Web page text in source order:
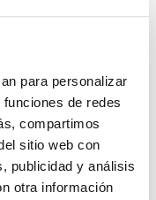
para personalizar
de redes
compartimos
sitio web con
publicidad y análisis
otra información
nuestras ofertas
en tu primera compra.